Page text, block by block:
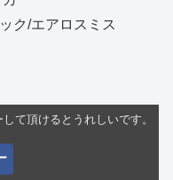
ク/エアロスミス
て頂けるとうれしいです。